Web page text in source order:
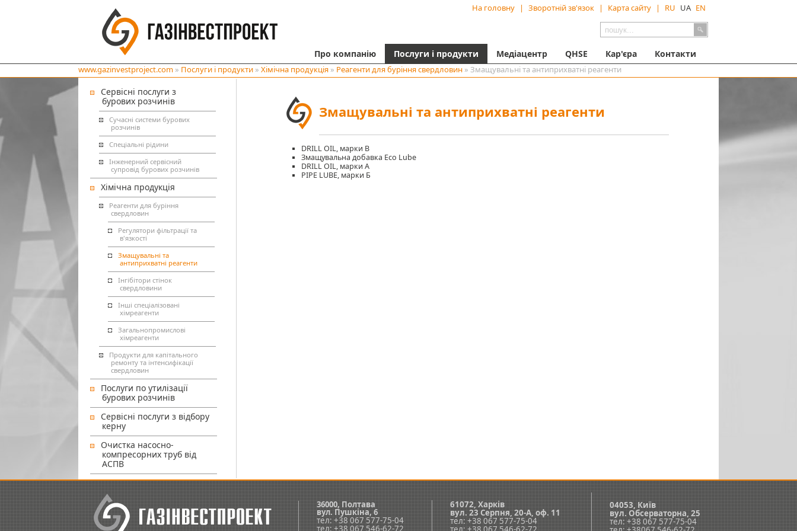
На головну | Зворотній зв'язок | Карта сайту | RU UA EN
Про компанію Послуги і продукти Медіацентр QHSE Кар'єра Контакти
www.gazinvestproject.com » Послуги і продукти » Хімічна продукція » Реагенти для буріння свердловин » Змащувальні та антиприхватні реагенти
Сервісні послуги з
бурових розчинів
Сучасні системи бурових
розчинів
Спеціальні рідини
Інженерний сервісний
супровід бурових розчинів
Хімічна продукція
Реагенти для буріння
свердловин
Регулятори фільтрації та
в'язкості
Змащувальні та
антиприхватні реагенти
Інгібітори стінок
свердловини
Інші спеціалізовані
хімреагенти
Загальнопромислові
хімреагенти
Продукти для капітального
ремонту та інтенсифікації
свердловин
Послуги по утилізації
бурових розчинів
Сервісні послуги з відбору
керну
Очистка насосно-
компресорних труб від
АСПВ
Змащувальні та антиприхватні реагенти
DRILL OIL, марки В
Змащувальна добавка Eco Lube
DRILL OIL, марки А
PIPE LUBЕ, марки Б
36000, Полтава
вул. Пушкіна, 6
тел: +38 067 577-75-04
тел: +38 067 546-62-72
61072, Харків
вул. 23 Серпня, 20-А, оф. 11
тел: +38 067 577-75-04
04053, Київ
вул. Обсерваторна, 25
тел: +38 067 577-75-04